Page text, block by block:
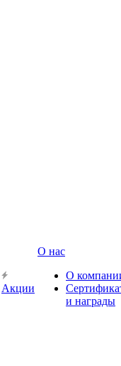
Акции
О нас
О
и награды